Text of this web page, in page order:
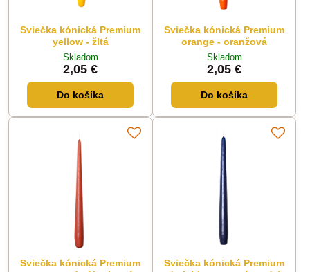
Sviečka kónická Premium
yellow - žltá
Skladom
2,05 €
Do košíka
Sviečka kónická Premium
orange - oranžová
Skladom
2,05 €
Do košíka
Sviečka kónická Premium
Sviečka kónická Premium